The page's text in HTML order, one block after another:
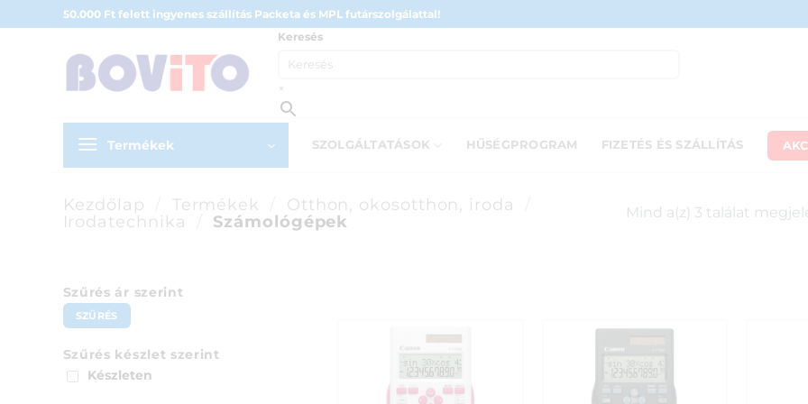
to
50.000 Ft felett ingyenes szállítás Packeta és MPL futárszolgálattal!
Keresés
×
Termékek SZOLGÁLTATÁSOK HŰSÉGPROGRAM FIZETÉS ÉS SZÁLLÍTÁS
Kezdőlap Termékek Otthon, okosotthon, iroda
Irodatechnika
Számológépek Mind a(z) 3 találat
Szűrés ár szerint
Min
Max
SZŰRÉS
Szűrés készlet szerint
Készleten